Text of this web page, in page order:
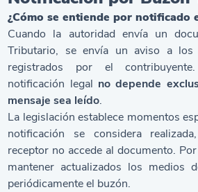
¿Cómo se entiende por notificado
Cuando la autoridad envía un
Tributario, se envía un aviso a los
registrados por el
notificación legal no depende
mensaje sea leído.
La legislación establece momentos
notificación se considera
receptor no accede al documento.
mantener actualizados los medios
periódicamente el buzón.